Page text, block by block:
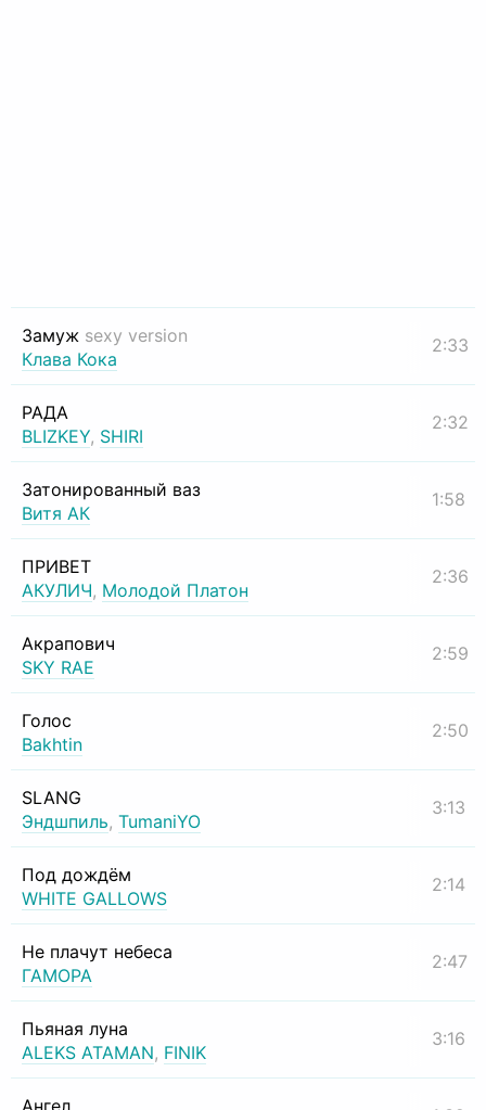
Замуж sexy version
Клава Кока
2:33
РАДА
BLIZKEY, SHIRI
2:32
Затонированный ваз
Витя АК
1:58
ПРИВЕТ
АКУЛИЧ, Молодой Платон
2:36
Акрапович
SKY RAE
2:59
Голос
Bakhtin
2:50
SLANG
Эндшпиль, TumaniYO
3:13
Под дождём
WHITE GALLOWS
2:14
Не плачут небеса
ГАМОРА
2:47
Пьяная луна
ALEKS ATAMAN, FINIK
3:16